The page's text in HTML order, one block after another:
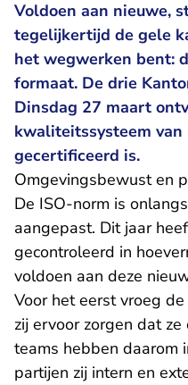
Voldoen aan nieuwe,
tegelijkertijd de gele
het wegwerken bent:
formaat. De drie
Dinsdag 27 maart
kwaliteitssysteem van
gecertificeerd is.
Omgevingsbewust en
De ISO-norm is
aangepast. Dit jaar
gecontroleerd in
voldoen aan deze
Voor het eerst vroeg
zij ervoor zorgen dat
teams hebben daarom
partijen zij intern en